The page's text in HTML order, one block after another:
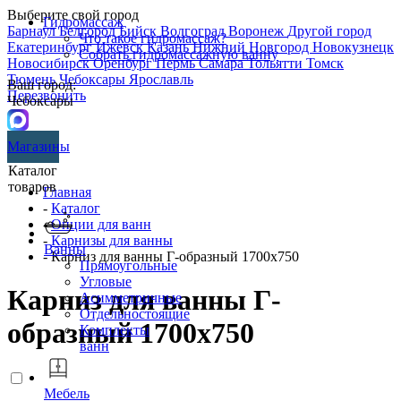
Выберите свой город
БарнаулБелгородБийск ВолгоградВоронеж Другой город
ЕкатеринбургИжевскКазаньНижний Новгород Новокузнецк
НовосибирскОренбургПермьСамараТольятти Томск
ТюменьЧебоксары Ярославль
Перезвонить
Гидромассаж
Что такое гидромассаж?
Собрать гидромассажную ванну
Ваш город:
Чебоксары
Магазины
Каталог
товаров
Ванны
Прямоугольные
Угловые
Асимметричные
Отдельностоящие
Комплекты
ванн
Мебель
Главная
- Каталог
-Опции для ванн
- Карнизы для ванны
- Карниз для ванны Г-образный 1700х750
Карниз для ванны Г-
образный 1700х750